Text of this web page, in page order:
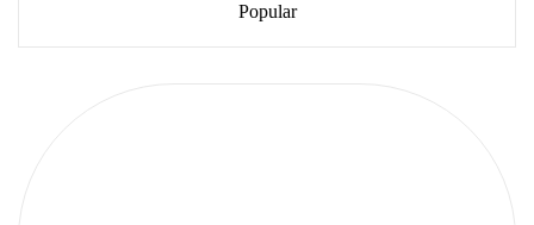
Popular